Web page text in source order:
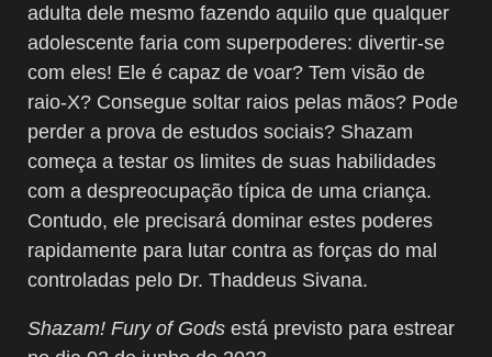
adulta dele mesmo fazendo aquilo que qualquer
adolescente faria com superpoderes: divertir-se
com eles! Ele é capaz de voar? Tem visão de
raio-X? Consegue soltar raios pelas mãos? Pode
perder a prova de estudos sociais? Shazam
começa a testar os limites de suas habilidades
com a despreocupação típica de uma criança.
Contudo, ele precisará dominar estes poderes
rapidamente para lutar contra as forças do mal
controladas pelo Dr. Thaddeus Sivana.
Shazam! Fury of Gods está previsto para estrear